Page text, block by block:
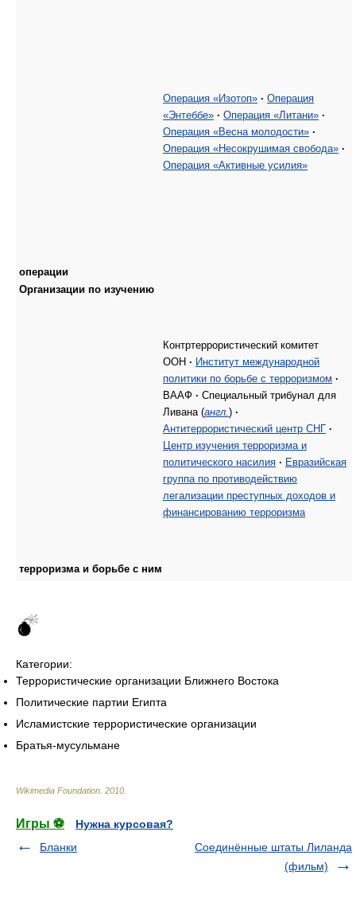
операции
Операция «Изотоп» · Операция
«Энтеббе» · Операция «Литани» ·
Операция «Весна молодости» ·
Операция «Несокрушимая свобода» ·
Операция «Активные усилия»
Организации по изучению
терроризма и борьбе с ним
Контртеррористический комитет
ООН · Институт международной
политики по борьбе с терроризмом ·
ВААФ · Специальный трибунал для
Ливана (англ. ) ·
Антитеррористический центр СНГ
·
Центр изучения терроризма и
политического насилия · Евразийская
группа по противодействию
легализации преступных доходов и
финансированию терроризма
Категории:
Террористические организации Ближнего Востока
Политические партии Египта
Исламистские террористические организации
Братья-мусульмане
Wikimedia Foundation 2010
Игры ⚽
Нужна курсовая?
Бланки
Соединённые штаты Лиланда
(фильм)